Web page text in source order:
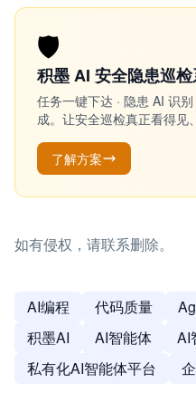
🛡️
积墨 AI 安全隐患巡
任务一键下达 · 隐患 AI 识
成。让安全巡检真正看得见
了解方案
如有侵权，请联系删除。
AI编程 代码质量
积墨AI
AI智能体
AI
私有化AI智能体平台